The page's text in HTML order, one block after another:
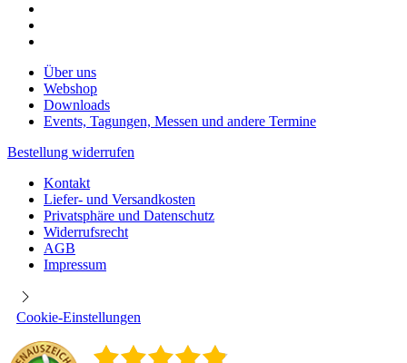
Über uns
Webshop
Downloads
Events, Tagungen, Messen und andere Termine
Bestellung widerrufen
Kontakt
Liefer- und Versandkosten
Privatsphäre und Datenschutz
Widerrufsrecht
AGB
Impressum
Cookie-Einstellungen